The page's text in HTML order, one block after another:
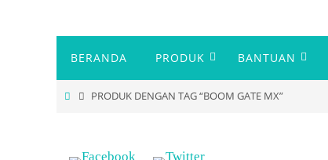
content
BERANDA PRODUK BANTUAN
HOMEPRODUK DENGAN TAG “BOOM GATE MX”